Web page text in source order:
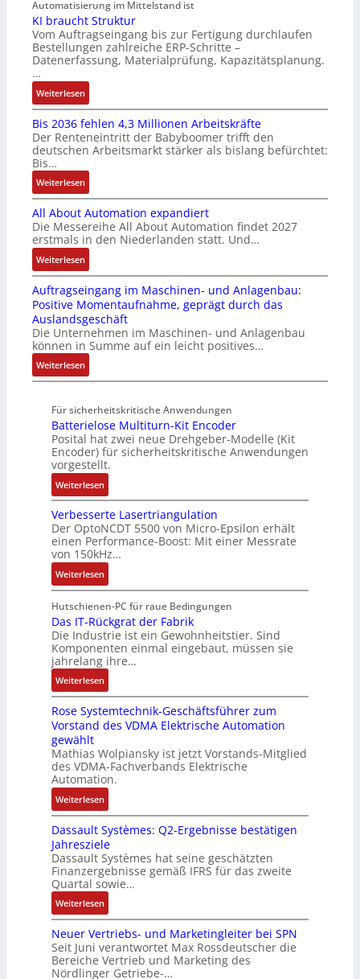
i
o
n
i
F
a
n
u
c
C
-
S
y
t
e
m
e
i
z
i
e
u
n
b
e
ä
t
i
g
R
e
i
e
g
a
L
3
f
ü
r
s
i
c
h
e
r
e
E
n
t
w
i
c
k
l
u
n
g
t
f
ü
r
m
u
l
t
i
v
r
i
b
l
e
S
e
u
e
r
u
n
h
t
l
o
s
e
I
n
t
e
g
r
a
t
i
o
n
v
o
n
A
G
V
u
n
d
o
b
o
t
Automatisierung im Mittelstand ist
KI braucht Struktur
Vom Auftragseingang bis zur Fertigung durchlaufen
Bestellungen zahlreiche ERP-Schritte –
Datenerfassung, Materialprüfung, Kapazitätsplanung.
…
Weiterlesen:
K
I
b
r
a
u
c
h
t
S
t
r
u
k
t
u
r
Bis 2036 fehlen 4,3 Millionen Arbeitskräfte
Der Renteneintritt der Babyboomer trifft den
deutschen Arbeitsmarkt stärker als bislang befürchtet:
Bis…
Weiterlesen:
B
i
s
2
0
3
6
f
e
h
l
e
n
,
3
M
i
l
l
i
o
n
e
n
A
r
b
e
i
t
s
k
r
ä
f
t
e
All About Automation expandiert
Die Messereihe All About Automation findet 2027
erstmals in den Niederlanden statt. Und…
Weiterlesen:
A
l
l
A
b
o
u
t
u
t
o
m
a
t
i
o
n
e
x
p
a
n
d
i
e
r
t
Auftragseingang im Maschinen- und Anlagenbau:
Positive Momentaufnahme, geprägt durch das
Auslandsgeschäft
Die Unternehmen im Maschinen- und Anlagenbau
können in Summe auf ein leicht positives…
Weiterlesen:
A
f
t
r
a
g
s
e
i
n
g
a
n
g
i
m
M
a
s
c
h
i
n
e
n
-
A
n
l
a
g
e
n
b
a
u
Für sicherheitskritische Anwendungen
Batterielose Multiturn-Kit Encoder
Posital hat zwei neue Drehgeber-Modelle (Kit
Encoder) für sicherheitskritische Anwendungen
vorgestellt.
Weiterlesen:
B
a
t
t
e
r
i
e
l
o
s
e
M
u
l
t
t
u
r
n
-
K
i
t
E
n
c
d
e
r
Verbesserte Lasertriangulation
Der OptoNCDT 5500 von Micro-Epsilon erhält
einen Performance-Boost: Mit einer Messrate
von 150kHz…
Weiterlesen:
V
e
r
b
e
s
s
e
r
t
L
a
s
e
r
t
r
i
a
n
g
a
t
Hutschienen-PC für raue Bedingungen
Das IT-Rückgrat der Fabrik
Die Industrie ist ein Gewohnheitstier. Sind
Komponenten einmal eingebaut, müssen sie
jahrelang ihre…
Weiterlesen:
D
a
s
T
-
R
ü
c
k
g
r
a
t
d
e
r
F
a
Rose Systemtechnik-Geschäftsführer zum
Vorstand des VDMA Elektrische Automation
gewählt
Mathias Wolpiansky ist jetzt Vorstands-Mitglied
des VDMA-Fachverbands Elektrische
Automation.
Weiterlesen:
R
o
s
e
S
y
s
t
e
m
t
Dassault Systèmes: Q2-Ergebnisse bestätigen
Jahresziele
Dassault Systèmes hat seine geschätzten
Finanzergebnisse gemäß IFRS für das zweite
Quartal sowie…
Weiterlesen:
D
a
s
s
Neuer Vertriebs- und Marketingleiter bei SPN
Seit Juni verantwortet Max Rossdeutscher die
Bereiche Vertrieb und Marketing des
Nördlinger Getriebe-…